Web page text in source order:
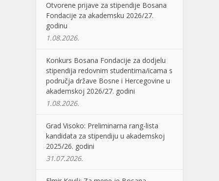
Otvorene prijave za stipendije Bosana
Fondacije za akademsku 2026/27.
godinu
1.08.2026.
Konkurs Bosana Fondacije za dodjelu
stipendija redovnim studentima/icama s
područja države Bosne i Hercegovine u
akademskoj 2026/27. godini
1.08.2026.
Grad Visoko: Preliminarna rang-lista
kandidata za stipendiju u akademskoj
2025/26. godini
31.07.2026.